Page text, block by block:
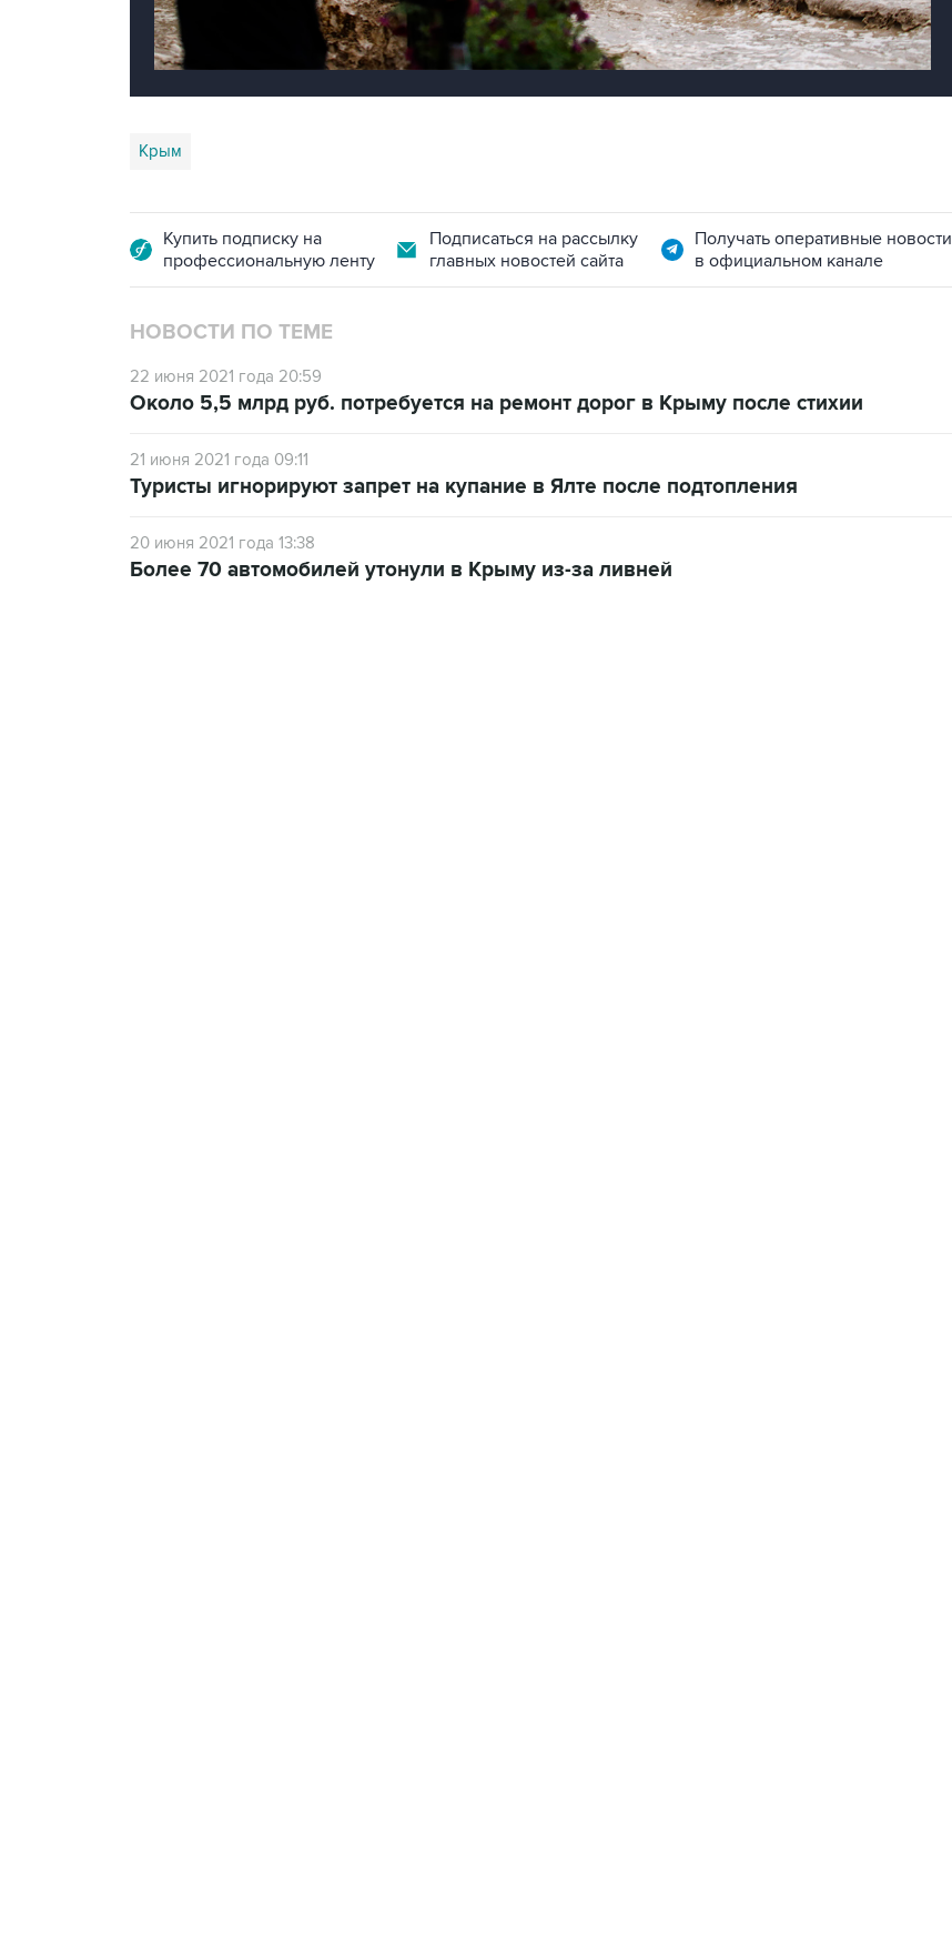
Крым
Купить подписку на
профессиональную ленту
Подписаться на рассылку
главных новостей сайта
Получать оперативные новости
в официальном канале
НОВОСТИ ПО ТЕМЕ
22 июня 2021 года 20:59
Около 5,5 млрд руб. потребуется на ремонт дорог в Крыму после стихии
21 июня 2021 года 09:11
Туристы игнорируют запрет на купание в Ялте после подтопления
20 июня 2021 года 13:38
Более 70 автомобилей утонули в Крыму из-за ливней